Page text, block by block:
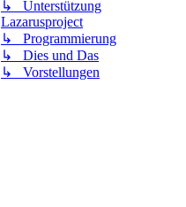
↳ Unterstützung
Lazarusproject
↳ Programmierung
↳ Dies und Das
↳ Vorstellungen